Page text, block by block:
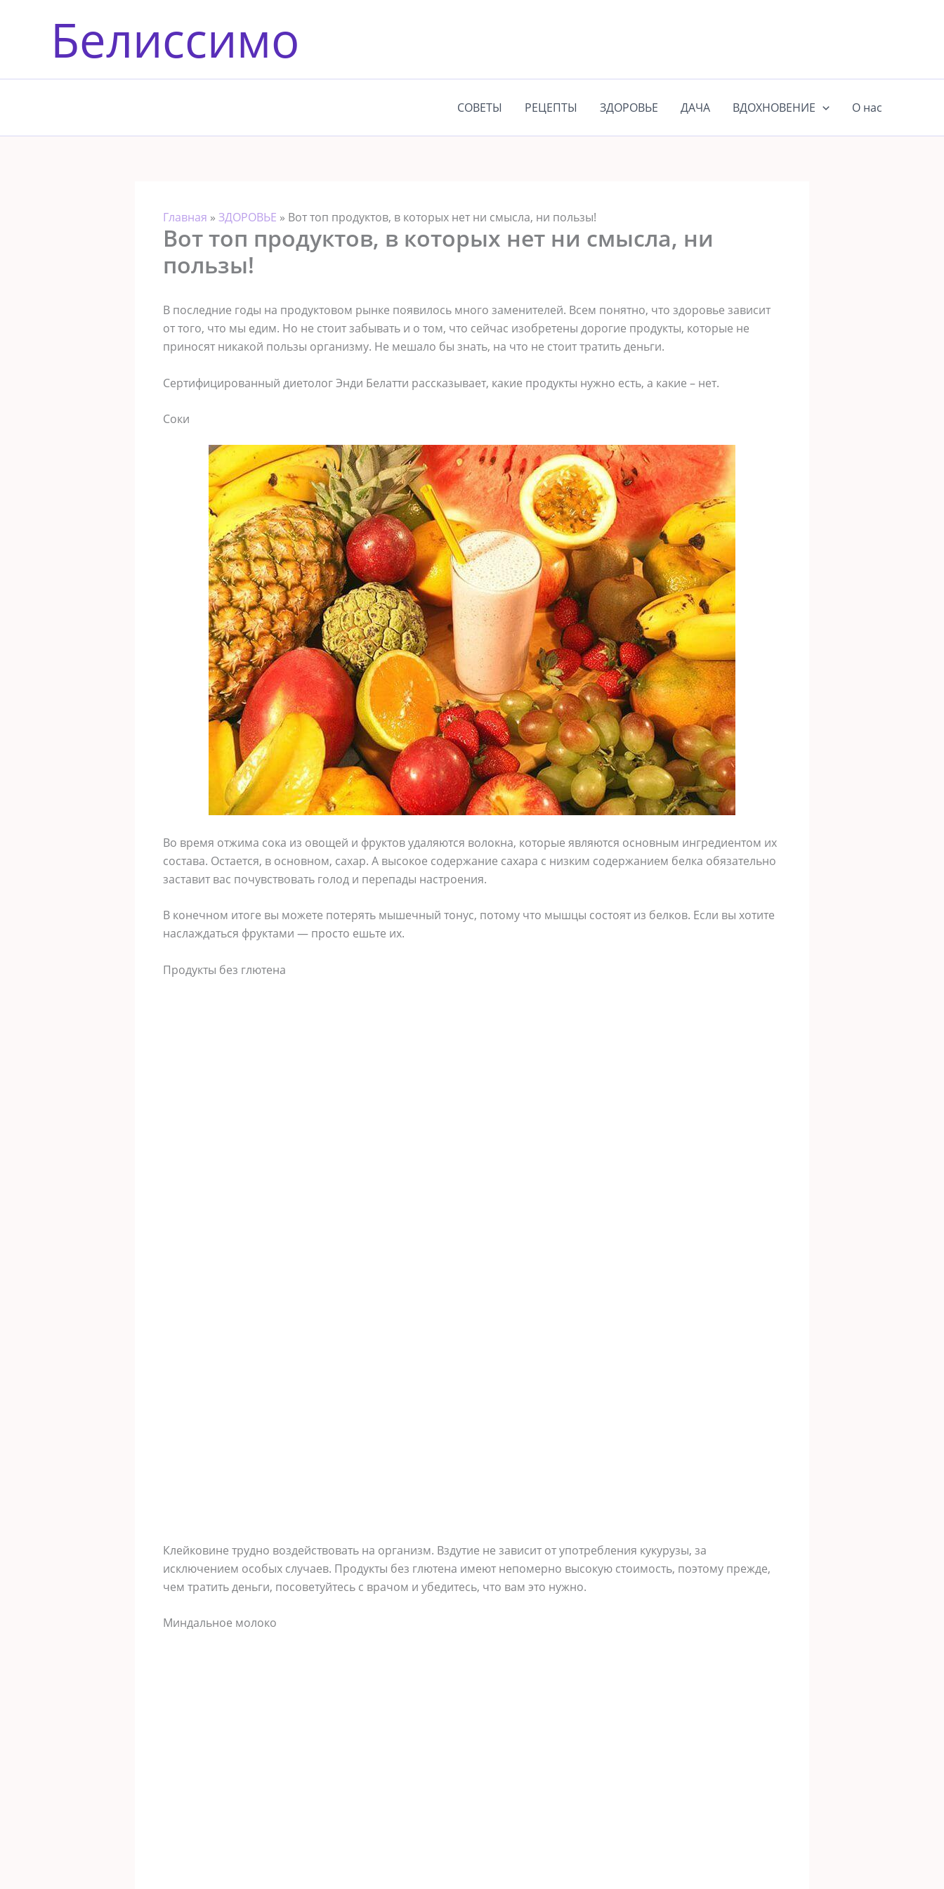
содержимомуБелиссимо
СОВЕТЫ РЕЦЕПТЫ ЗДОРОВЬЕ ДАЧА ВДОХНОВЕНИЕ О нас
Главная » ЗДОРОВЬЕ » Вот топ продуктов, в которых нет ни смысла, ни пользы!
Вот топ продуктов, в которых нет ни смысла, ни
пользы!
В последние годы на продуктовом рынке появилось много заменителей. Всем понятно, что здоровье зависит
от того, что мы едим. Но не стоит забывать и о том, что сейчас изобретены дорогие продукты, которые не
приносят никакой пользы организму. Не мешало бы знать, на что не стоит тратить деньги.
Сертифицированный диетолог Энди Белатти рассказывает, какие продукты нужно есть, а какие – нет.
Соки
Во время отжима сока из овощей и фруктов удаляются волокна, которые являются основным ингредиентом их
состава. Остается, в основном, сахар. А высокое содержание сахара с низким содержанием белка обязательно
заставит вас почувствовать голод и перепады настроения.
В конечном итоге вы можете потерять мышечный тонус, потому что мышцы состоят из белков. Если вы хотите
наслаждаться фруктами — просто ешьте их.
Продукты без глютена
Клейковине трудно воздействовать на организм. Вздутие не зависит от употребления кукурузы, за
исключением особых случаев. Продукты без глютена имеют непомерно высокую стоимость, поэтому прежде,
чем тратить деньги, посоветуйтесь с врачом и убедитесь, что вам это нужно.
Миндальное молоко